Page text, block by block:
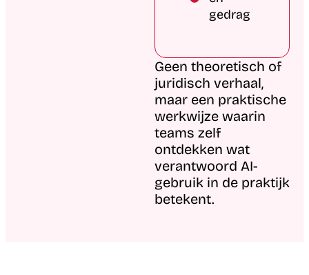
gedrag​
Geen theoretisch of
juridisch verhaal,
maar een praktische
werkwijze waarin
teams zelf
ontdekken wat
verantwoord AI-
gebruik in de praktijk
betekent.